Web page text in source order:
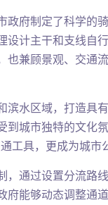
府制定了科学的
计主干和支线自
兼顾景观、交通
水区域，打造具
城市独特的文化
工具，更成为城市
通过设置分流路
能够动态调整通